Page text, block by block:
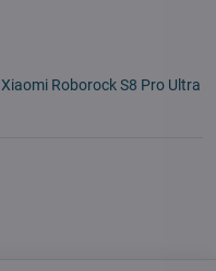
Roborock S8 Pro Ultra